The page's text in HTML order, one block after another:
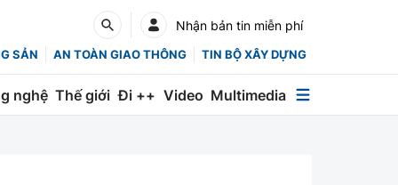
Nhận bản tin miễn phí
SẢN AN TOÀN GIAO THÔNG TIN BỘ XÂY DỰNG
nghệ Thế giới Đi ++ Video Multimedia